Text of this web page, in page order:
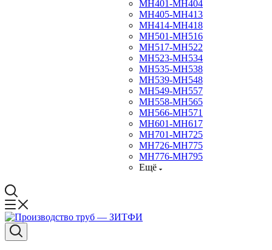
МН401-МН404
МН405-МН413
МН414-МН418
МН501-МН516
МН517-МН522
МН523-МН534
МН535-МН538
МН539-МН548
МН549-МН557
МН558-МН565
МН566-МН571
МН601-МН617
МН701-МН725
МН726-МН775
МН776-МН795
Ещё